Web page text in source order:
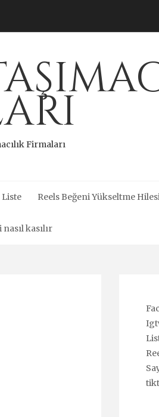
Firmaları
Liste Reels Beğeni Yükseltme
kasılır